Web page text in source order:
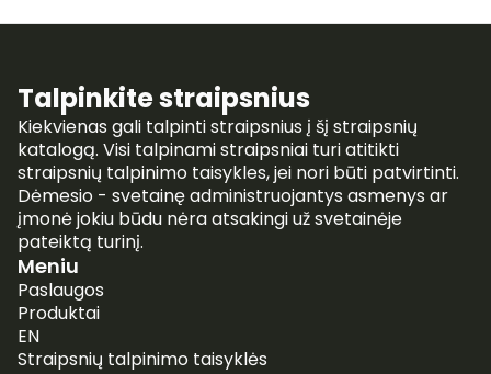
Talpinkite straipsnius
Kiekvienas gali talpinti straipsnius į šį straipsnių
katalogą. Visi talpinami straipsniai turi atitikti
straipsnių talpinimo taisykles, jei nori būti patvirtinti.
Dėmesio - svetainę administruojantys asmenys ar
įmonė jokiu būdu nėra atsakingi už svetainėje
pateiktą turinį.
Meniu
Paslaugos
Produktai
EN
Straipsnių talpinimo taisyklės